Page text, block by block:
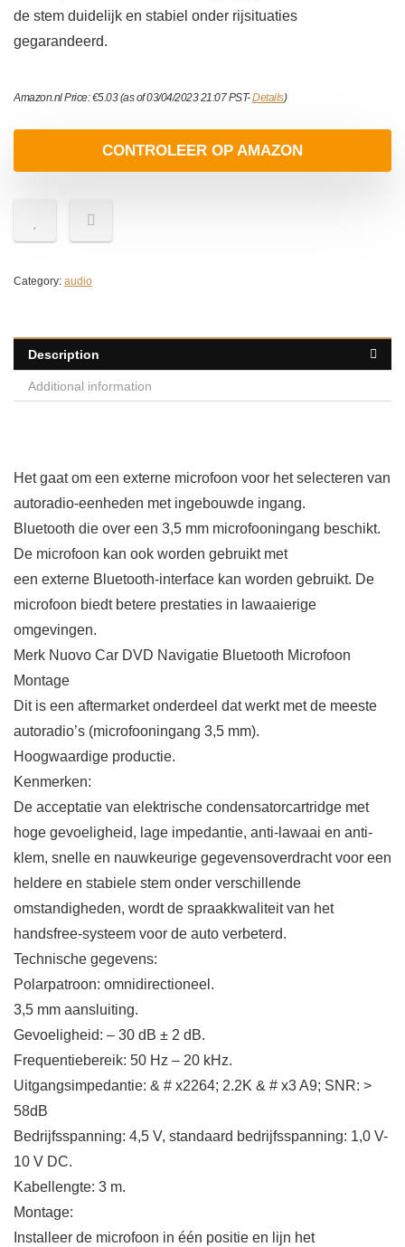
de stem duidelijk en stabiel onder rijsituaties
gegarandeerd.
Amazon.nl Price:€5.03(as of 03/04/2023 21:07 PST-Details)
CONTROLEER OP AMAZON
Category: audio
Description
Additional information
Het gaat om een externe microfoon voor het selecteren van
autoradio-eenheden met ingebouwde ingang.
Bluetooth die over een 3,5 mm microfooningang beschikt.
De microfoon kan ook worden gebruikt met
een externe Bluetooth-interface kan worden gebruikt. De
microfoon biedt betere prestaties in lawaaierige
omgevingen.
Merk Nuovo Car DVD Navigatie Bluetooth Microfoon
Montage
Dit is een aftermarket onderdeel dat werkt met de meeste
autoradio’s (microfooningang 3,5 mm).
Hoogwaardige productie.
Kenmerken:
De acceptatie van elektrische condensatorcartridge met
hoge gevoeligheid, lage impedantie, anti-lawaai en anti-
klem, snelle en nauwkeurige gegevensoverdracht voor een
heldere en stabiele stem onder verschillende
omstandigheden, wordt de spraakkwaliteit van het
handsfree-systeem voor de auto verbeterd.
Technische gegevens:
Polarpatroon: omnidirectioneel.
3,5 mm aansluiting.
Gevoeligheid: – 30 dB ± 2 dB.
Frequentiebereik: 50 Hz – 20 kHz.
Uitgangsimpedantie: & # x2264; 2.2K & # x3 A9; SNR: >
58dB
Bedrijfsspanning: 4,5 V, standaard bedrijfsspanning: 1,0 V-
10 V DC.
Kabellengte: 3 m.
Montage:
Installeer de microfoon in één positie en lijn het